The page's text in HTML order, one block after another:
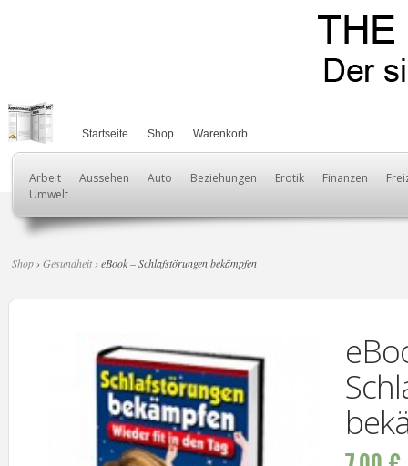
Startseite Shop Warenkorb
Arbeit Aussehen Auto Beziehungen Erotik Finanzen
Umwelt
Shop ›Gesundheit› eBook – Schlafstörungen bekämpfen